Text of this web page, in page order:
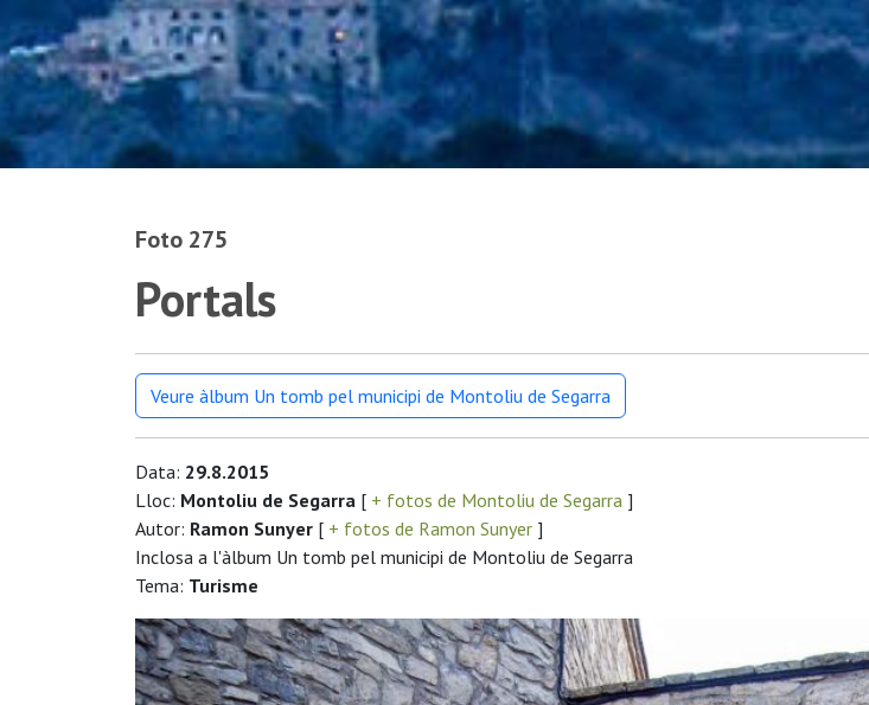
Foto 275
Portals
Veure àlbum Un tomb pel municipi de Montoliu de Segarra
Data: 29.8.2015
Lloc: Montoliu de Segarra [ + fotos de Montoliu de Segarra ]
Autor: Ramon Sunyer [ + fotos de Ramon Sunyer ]
Inclosa a l'àlbum Un tomb pel municipi de Montoliu de Segarra
Tema: Turisme